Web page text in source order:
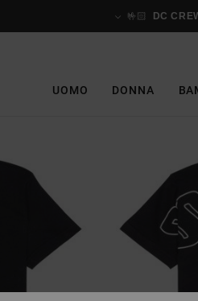
🤟🏻 DC
UOMO DONNA